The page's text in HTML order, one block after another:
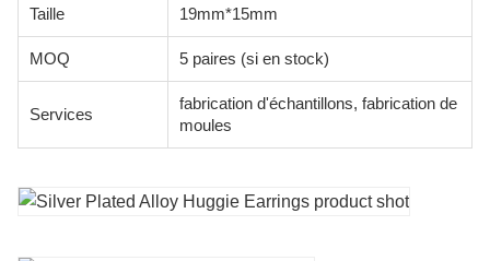
Taille 19mm*15mm
MOQ 5 paires (si en stock)
Services
fabrication d'échantillons, fabrication de
moules